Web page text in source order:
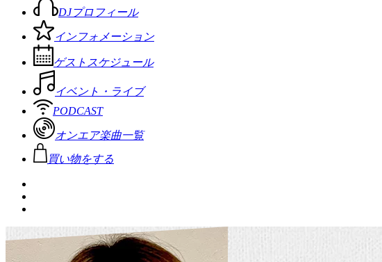
DJプロフィール
インフォメーション
ゲストスケジュール
イベント・ライブ
PODCAST
オンエア楽曲一覧
買い物をする